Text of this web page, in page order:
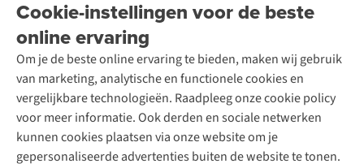
Cookie-instellingen voor de beste
online ervaring
Om je de beste online ervaring te bieden, maken wij gebruik
van marketing, analytische en functionele cookies en
vergelijkbare technologieën. Raadpleeg onze cookie policy
voor meer informatie. Ook derden en sociale netwerken
kunnen cookies plaatsen via onze website om je
gepersonaliseerde advertenties buiten de website te tonen.
Garantie
Contact
Over A.S.Adventure
Toegankelijkheidsverklaring
Ski-onderhoud
Wasservice
Schoenonderhoud
Schoenherstelling
Kledingherstelling
Retouches
Voor bedrijven
A.S.Magazine
Podcast
Explore Academy
Explore Camp
Gear Check
Inspiratie & advies
Meld je aan voor de nieuwsbrief
Follow us